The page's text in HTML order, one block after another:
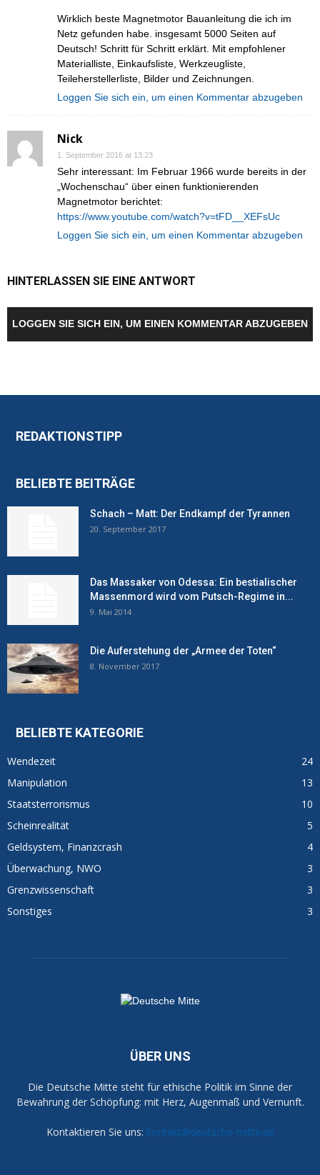
Wirklich beste Magnetmotor Bauanleitung die ich im
Netz gefunden habe. insgesamt 5000 Seiten auf
Deutsch! Schritt für Schritt erklärt. Mit empfohlener
Materialliste, Einkaufsliste, Werkzeugliste,
Teileherstellerliste, Bilder und Zeichnungen.
Loggen Sie sich ein, um einen Kommentar abzugeben
Nick
1. September 2016 at 13:23
Sehr interessant: Im Februar 1966 wurde bereits in der
„Wochenschau“ über einen funktionierenden
Magnetmotor berichtet:
https://www.youtube.com/watch?v=tFD__XEFsUc
Loggen Sie sich ein, um einen Kommentar abzugeben
HINTERLASSEN SIE EINE ANTWORT
LOGGEN SIE SICH EIN, UM EINEN KOMMENTAR ABZUGEBEN
REDAKTIONSTIPP
BELIEBTE BEITRÄGE
Schach – Matt: Der Endkampf der Tyrannen
20. September 2017
Das Massaker von Odessa: Ein bestialischer
Massenmord wird vom Putsch-Regime in...
9. Mai 2014
Die Auferstehung der „Armee der Toten“
8. November 2017
BELIEBTE KATEGORIE
Wendezeit
24
Manipulation
13
Staatsterrorismus
10
Scheinrealität
5
Geldsystem, Finanzcrash
4
Überwachung, NWO
3
Grenzwissenschaft
3
Sonstiges
3
ÜBER UNS
Die Deutsche Mitte steht für ethische Politik im Sinne der
Bewahrung der Schöpfung: mit Herz, Augenmaß und Vernunft.
Kontaktieren Sie uns: kontakt@deutsche-mitte.de